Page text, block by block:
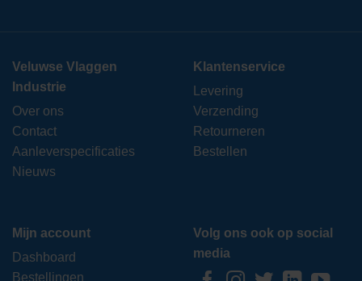
Veluwse Vlaggen
Industrie
Over ons
Contact
Aanleverspecificaties
Nieuws
Klantenservice
Levering
Verzending
Retourneren
Bestellen
Mijn account
Dashboard
Bestellingen
Volg ons ook op social
media